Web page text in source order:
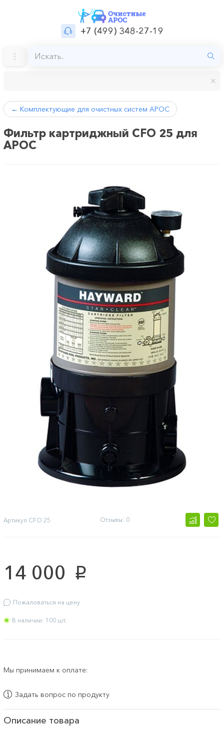
+7 (499) 348-27-19
← Комплектующие для очистных систем АРОС
Фильтр картриджный CFO 25 для
АРОС
Артикул CFO 25 Отзывы: 0
14 000 p
Пожаловаться на цену
В наличии: 100 шт.
Мы принимаем к оплате:
Задать вопрос по продукту
Описание товара